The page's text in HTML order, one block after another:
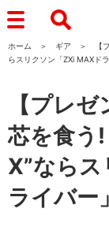
ホーム ギア
【
らスリクソン「ZXi MAXドラ
【プレ
芯を食
X”なら
ライバー」